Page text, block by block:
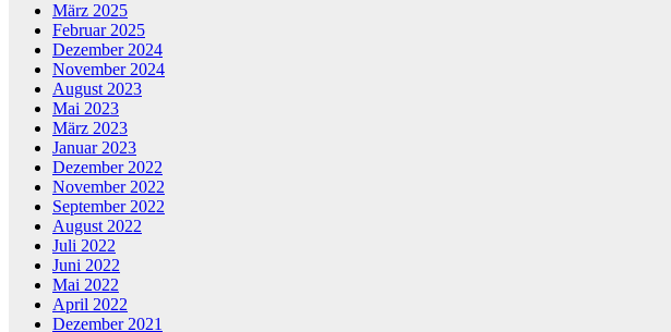
März 2025
Februar 2025
Dezember 2024
November 2024
August 2023
Mai 2023
März 2023
Januar 2023
Dezember 2022
November 2022
September 2022
August 2022
Juli 2022
Juni 2022
Mai 2022
April 2022
Dezember 2021